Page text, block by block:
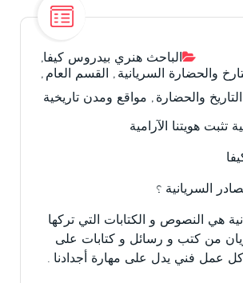
الباحث هنري بيدروس كيفا,
والحضارة السريانية , القسم العام ,
والحضارة , مواقع ومدن تاريخية
تثبت هويتنا الآرامية
السريانية ؟
هي النصوص و الكتابات التي تركها
من كتب و رسائل و كتابات على
عمل فني يدل على مهارة أجدادنا .